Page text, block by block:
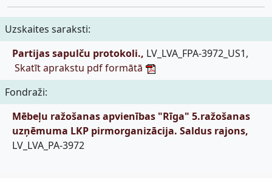
Uzskaites saraksti:
Partijas sapulču protokoli., LV_LVA_FPA-3972_US1,
Skatīt aprakstu pdf formātā
Fondraži:
Mēbeļu ražošanas apvienības "Rīga" 5.ražošanas
uzņēmuma LKP pirmorganizācija. Saldus rajons,
LV_LVA_PA-3972